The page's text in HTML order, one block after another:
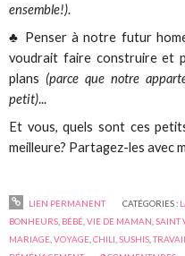
ensemble!).
♣ Penser à notre futur
voudrait faire construire et
plans (parce que notre
petit)...
Et vous, quels sont ces
meilleure? Partagez-les avec
LIEN PERMANENT CATÉGORIES :
BONHEURS BÉBÉ ,VIE DE MAMAN ,SAINT
MARIAGE ,VOYAGE ,CHILI ,SUSHIS ,TRAVAIL